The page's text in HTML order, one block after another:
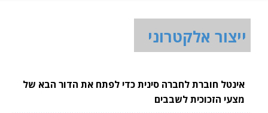
ייצור אלקטרוני
אינטל חוברת לחברה סינית כדי לפתח את הדור הבא של
מצעי הזכוכית לשבבים